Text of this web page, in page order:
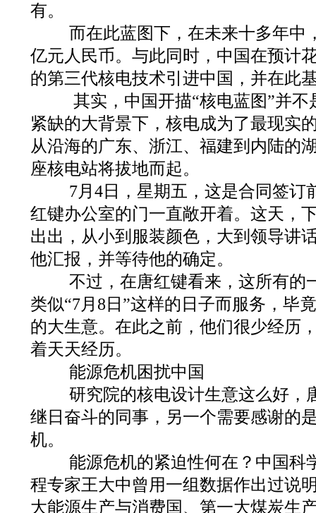
有。
而在此蓝图下，在未来十多年中
亿元人民币。与此同时，中国在预计
的第三代核电技术引进中国，并在此
其实，中国开描“核电蓝图”并不
紧缺的大背景下，核电成为了最现实
从沿海的广东、浙江、福建到内陆的
座核电站将拔地而起。
7月4日，星期五，这是合同签订
红键办公室的门一直敞开着。这天，
出出，从小到服装颜色，大到领导讲
他汇报，并等待他的确定。
不过，在唐红键看来，这所有的
类似“7月8日”这样的日子而服务，毕
的大生意。在此之前，他们很少经历
着天天经历。
能源危机困扰中国
研究院的核电设计生意这么好，
继日奋斗的同事，另一个需要感谢的
机。
能源危机的紧迫性何在？中国科
程专家王大中曾用一组数据作出过说
大能源生产与消费国、第一大煤炭生